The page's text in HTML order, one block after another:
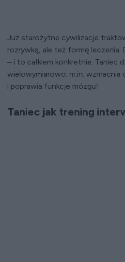
Już starożytne cywilizacje
rozrywkę, ale też formę leczenia.
– i to całkiem konkretnie. Taniec
wielowymiarowo: m.in. wzmacnia
i poprawia funkcje mózgu!
Taniec jak trening